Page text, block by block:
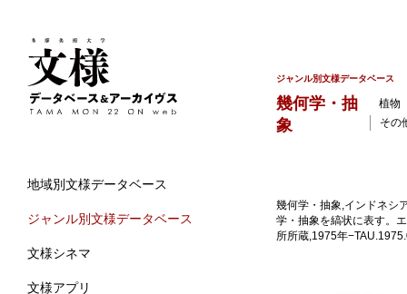
地域別文様データベース
ジャンル別文様データベース
文様シネマ
文様アプリ
ジャンル別文様データベース
幾何学・抽
象
植物
その
幾何学・抽象,インドネシ
学・抽象を縞状に表す。
所所蔵,1975年